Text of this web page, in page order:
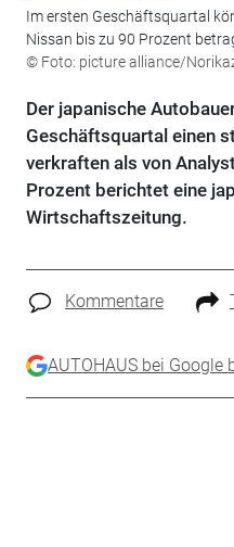
Im ersten Geschäftsquartal
Nissan bis zu 90 Prozent
© Foto: picture alliance/
Der japanische
Geschäftsquartal einen
verkraften als von
Prozent berichtet eine
Wirtschaftszeitung.
Kommentare
AUTOHAUS bei Google